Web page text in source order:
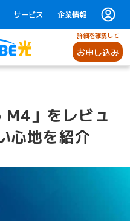
サービス 企業情報
詳細を確認して
お申し込み
」をレビュ
心地を紹介